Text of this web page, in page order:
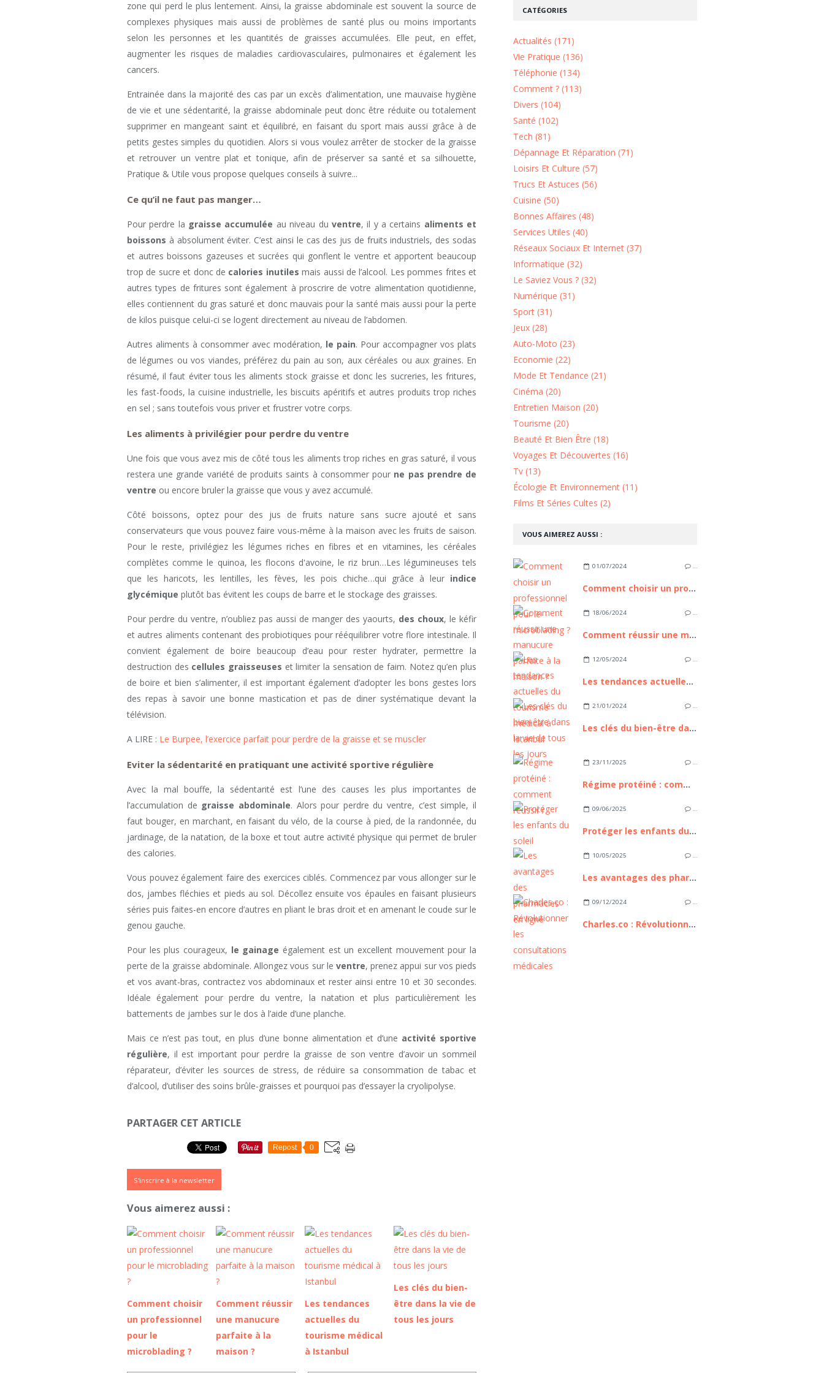
zone qui perd le plus lentement. Ainsi, la graisse abdominale est souvent la source de
complexes physiques mais aussi de problèmes de santé plus ou moins importants
selon les personnes et les quantités de graisses accumulées. Elle peut, en effet,
augmenter les risques de maladies cardiovasculaires, pulmonaires et également les
cancers.
Entrainée dans la majorité des cas par un excès d’alimentation, une mauvaise hygiène
de vie et une sédentarité, la graisse abdominale peut donc être réduite ou totalement
supprimer en mangeant saint et équilibré, en faisant du sport mais aussi grâce à de
petits gestes simples du quotidien. Alors si vous voulez arrêter de stocker de la graisse
et retrouver un ventre plat et tonique, afin de préserver sa santé et sa silhouette,
Pratique & Utile vous propose quelques conseils à suivre...
Ce qu’il ne faut pas manger…
Pour perdre la graisse accumulée au niveau du ventre, il y a certains aliments et
boissons à absolument éviter. C’est ainsi le cas des jus de fruits industriels, des sodas
et autres boissons gazeuses et sucrées qui gonflent le ventre et apportent beaucoup
trop de sucre et donc de calories inutiles mais aussi de l’alcool. Les pommes frites et
autres types de fritures sont également à proscrire de votre alimentation quotidienne,
elles contiennent du gras saturé et donc mauvais pour la santé mais aussi pour la perte
de kilos puisque celui-ci se logent directement au niveau de l’abdomen.
Autres aliments à consommer avec modération, le pain. Pour accompagner vos plats
de légumes ou vos viandes, préférez du pain au son, aux céréales ou aux graines. En
résumé, il faut éviter tous les aliments stock graisse et donc les sucreries, les fritures,
les fast-foods, la cuisine industrielle, les biscuits apéritifs et autres produits trop riches
en sel ; sans toutefois vous priver et frustrer votre corps.
Les aliments à privilégier pour perdre du ventre
Une fois que vous avez mis de côté tous les aliments trop riches en gras saturé, il vous
restera une grande variété de produits saints à consommer pour ne pas prendre de
ventre ou encore bruler la graisse que vous y avez accumulé.
Côté boissons, optez pour des jus de fruits nature sans sucre ajouté et sans
conservateurs que vous pouvez faire vous-même à la maison avec les fruits de saison.
Pour le reste, privilégiez les légumes riches en fibres et en vitamines, les céréales
complètes comme le quinoa, les flocons d'avoine, le riz brun…Les légumineuses tels
que les haricots, les lentilles, les fèves, les pois chiche…qui grâce à leur indice
glycémique plutôt bas évitent les coups de barre et le stockage des graisses.
Pour perdre du ventre, n’oubliez pas aussi de manger des yaourts, des choux, le kéfir
et autres aliments contenant des probiotiques pour rééquilibrer votre flore intestinale. Il
convient également de boire beaucoup d’eau pour rester hydrater, permettre la
destruction des cellules graisseuses et limiter la sensation de faim. Notez qu’en plus
de boire et bien s’alimenter, il est important également d’adopter les bons gestes lors
des repas à savoir une bonne mastication et pas de diner systématique devant la
télévision.
A LIRE : Le Burpee, l’exercice parfait pour perdre de la graisse et se muscler
Eviter la sédentarité en pratiquant une activité sportive régulière
Avec la mal bouffe, la sédentarité est l’une des causes les plus importantes de
l’accumulation de graisse abdominale. Alors pour perdre du ventre, c’est simple, il
faut bouger, en marchant, en faisant du vélo, de la course à pied, de la randonnée, du
jardinage, de la natation, de la boxe et tout autre activité physique qui permet de bruler
des calories.
Vous pouvez également faire des exercices ciblés. Commencez par vous allonger sur le
dos, jambes fléchies et pieds au sol. Décollez ensuite vos épaules en faisant plusieurs
séries puis faites-en encore d’autres en pliant le bras droit et en amenant le coude sur le
genou gauche.
Pour les plus courageux, le gainage également est un excellent mouvement pour la
perte de la graisse abdominale. Allongez vous sur le ventre, prenez appui sur vos pieds
et vos avant-bras, contractez vos abdominaux et rester ainsi entre 10 et 30 secondes.
Idéale également pour perdre du ventre, la natation et plus particulièrement les
battements de jambes sur le dos à l’aide d’une planche.
Mais ce n’est pas tout, en plus d’une bonne alimentation et d’une activité sportive
régulière, il est important pour perdre la graisse de son ventre d’avoir un sommeil
réparateur, d’éviter les sources de stress, de réduire sa consommation de tabac et
d’alcool, d’utiliser des soins brûle-graisses et pourquoi pas d’essayer la cryolipolyse.
PARTAGER CET ARTICLE
Repost 0
S'inscrire à la newsletter
Vous aimerez aussi :
Comment choisir
un professionnel
pour le
microblading ?
Comment réussir
une manucure
parfaite à la
maison ?
Les tendances
actuelles du
tourisme médical
à Istanbul
Les clés du bien-
être dans la vie de
tous les jours
VOUS AIMEREZ AUSSI :
01/07/2024 …
Comment choisir un professionnel pour le microblading ?
18/06/2024 …
Comment réussir une manucure parfaite à la maison ?
12/05/2024 …
Les tendances actuelles du tourisme médical à Istanbul
21/01/2024 …
Les clés du bien-être dans la vie de tous les jours
23/11/2025 …
Régime protéiné : comment réussir ?
09/06/2025 …
Protéger les enfants du soleil
10/05/2025 …
Les avantages des pharmacies en ligne
09/12/2024 …
Charles.co : Révolutionner les consultations médicales
CATÉGORIES
Actualités (171)
Vie Pratique (136)
Téléphonie (134)
Comment ? (113)
Divers (104)
Santé (102)
Tech (81)
Dépannage Et Réparation (71)
Loisirs Et Culture (57)
Trucs Et Astuces (56)
Cuisine (50)
Bonnes Affaires (48)
Services Utiles (40)
Réseaux Sociaux Et Internet (37)
Informatique (32)
Le Saviez Vous ? (32)
Numérique (31)
Sport (31)
Jeux (28)
Auto-Moto (23)
Economie (22)
Mode Et Tendance (21)
Cinéma (20)
Entretien Maison (20)
Tourisme (20)
Beauté Et Bien Être (18)
Voyages Et Découvertes (16)
Tv (13)
Écologie Et Environnement (11)
Films Et Séries Cultes (2)